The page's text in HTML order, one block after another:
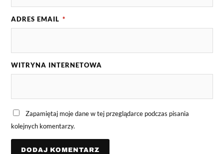
ADRES EMAIL *
WITRYNA INTERNETOWA
Zapamiętaj moje dane w tej przeglądarce podczas pisania
kolejnych komentarzy.